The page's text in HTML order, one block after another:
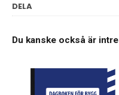
DELA
Du kanske också är